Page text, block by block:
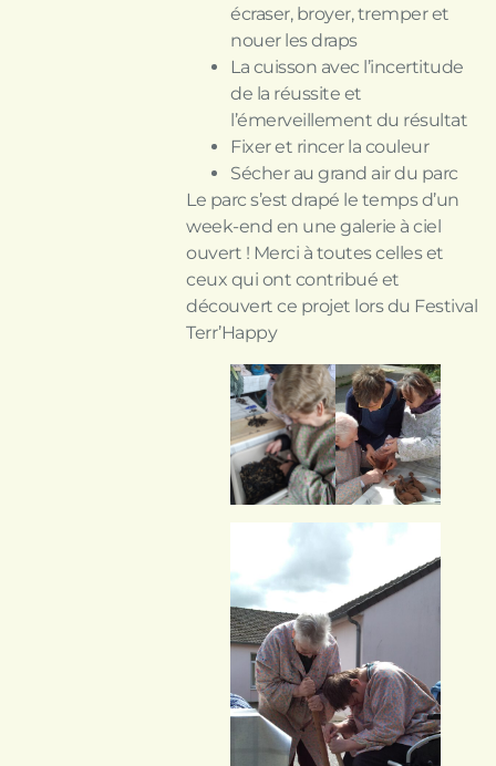
écraser, broyer, tremper et
nouer les draps
La cuisson avec l’incertitude
de la réussite et
l’émerveillement du résultat
Fixer et rincer la couleur
Sécher au grand air du parc
Le parc s’est drapé le temps d’un
week-end en une galerie à ciel
ouvert ! Merci à toutes celles et
ceux qui ont contribué et
découvert ce projet lors du Festival
Terr’Happy